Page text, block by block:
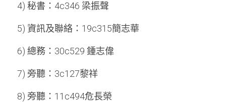
4) 秘書：4c346 梁振聲
5) 資訊及聯絡：19c315簡志華
6) 總務：30c529 鍾志偉
7) 旁聽：3c127黎祥
8) 旁聽：11c494危長榮